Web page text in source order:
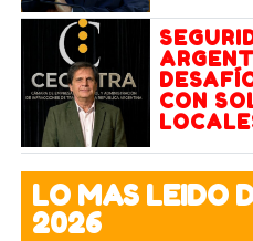
CON
LO MAS LEIDO
2026